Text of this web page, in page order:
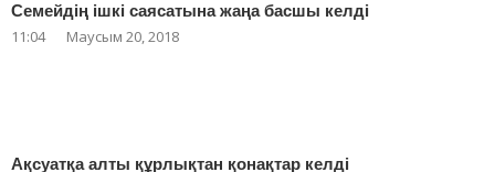
Семейдің ішкі саясатына жаңа басшы келді
11:04 Маусым 20, 2018
Ақсуатқа алты құрлықтан қонақтар келді